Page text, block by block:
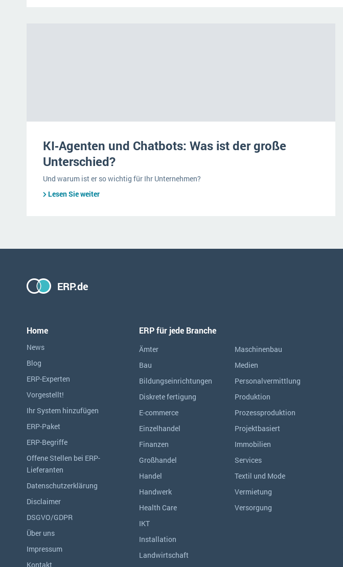
KI‑Agenten und Chatbots: Was ist der große
Unterschied?
Und warum ist er so wichtig für Ihr Unternehmen?
Lesen Sie weiter
ERP.de
Home
News
Blog
ERP-Experten
Vorgestellt!
Ihr System hinzufügen
ERP-Paket
ERP-Begriffe
Offene Stellen bei ERP-
Lieferanten
Datenschutzerklärung
Disclaimer
DSGVO/GDPR
Über uns
Impressum
Kontakt
ERP für jede Branche
Ämter
Bau
Bildungseinrichtungen
Diskrete fertigung
E-commerce
Einzelhandel
Finanzen
Großhandel
Handel
Handwerk
Health Care
IKT
Installation
Landwirtschaft
Maschinenbau
Medien
Personalvermittlung
Produktion
Prozessproduktion
Projektbasiert
Immobilien
Services
Textil und Mode
Vermietung
Versorgung